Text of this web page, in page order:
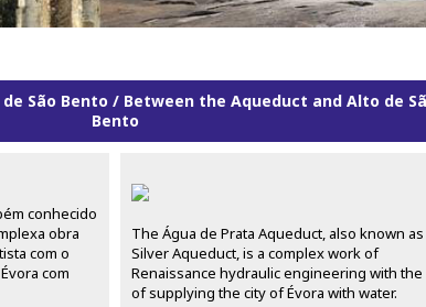
São Bento / Between the Aqueduct and Alto de
Bento
conhecido
obra
com o
com
The Água de Prata Aqueduct, also known
Silver Aqueduct, is a complex work of
Renaissance hydraulic engineering with the
of supplying the city of Évora with water.